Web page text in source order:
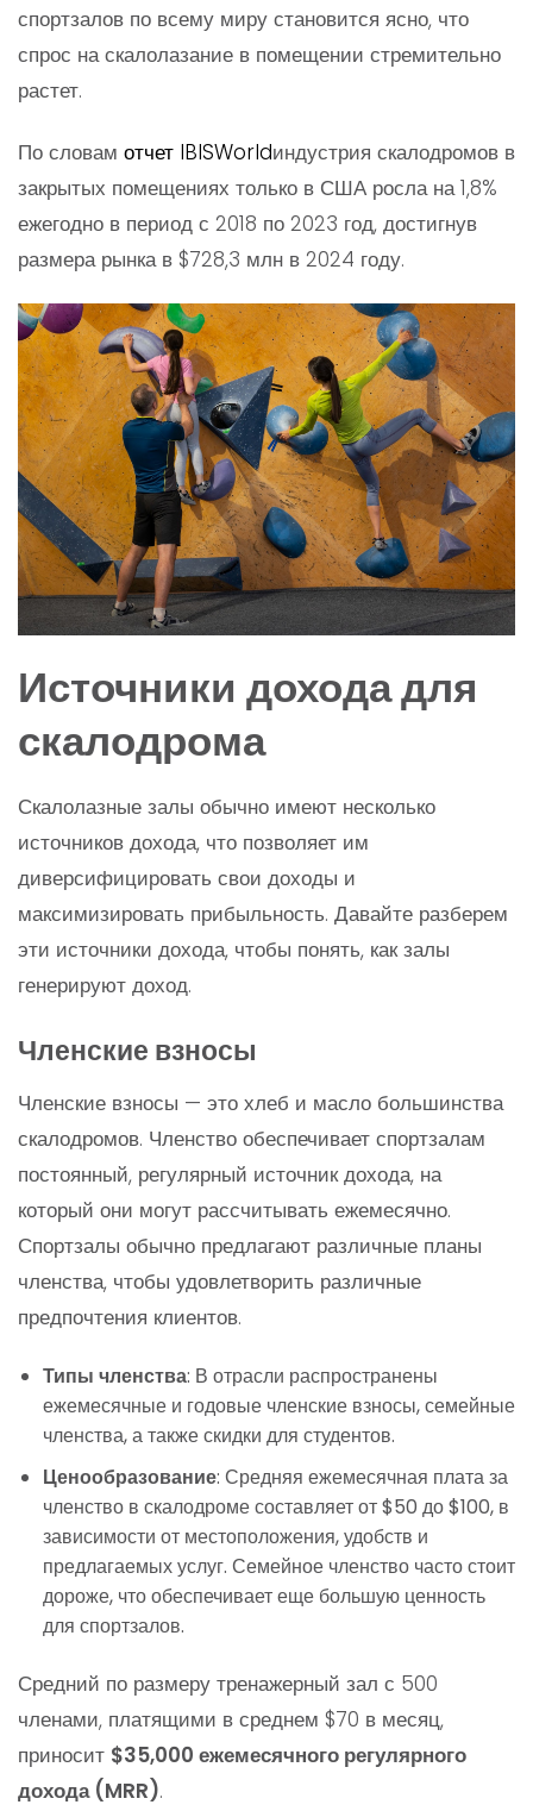
спортзалов по всему миру становится ясно, что
спрос на скалолазание в помещении стремительно
растет.
По словам отчет IBISWorldиндустрия скалодромов в
закрытых помещениях только в США росла на 1,8%
ежегодно в период с 2018 по 2023 год, достигнув
размера рынка в $728,3 млн в 2024 году.
Источники дохода для
скалодрома
Скалолазные залы обычно имеют несколько
источников дохода, что позволяет им
диверсифицировать свои доходы и
максимизировать прибыльность. Давайте разберем
эти источники дохода, чтобы понять, как залы
генерируют доход.
Членские взносы
Членские взносы — это хлеб и масло большинства
скалодромов. Членство обеспечивает спортзалам
постоянный, регулярный источник дохода, на
который они могут рассчитывать ежемесячно.
Спортзалы обычно предлагают различные планы
членства, чтобы удовлетворить различные
предпочтения клиентов.
Типы членства: В отрасли распространены
ежемесячные и годовые членские взносы, семейные
членства, а также скидки для студентов.
Ценообразование: Средняя ежемесячная плата за
членство в скалодроме составляет от $50 до $100, в
зависимости от местоположения, удобств и
предлагаемых услуг. Семейное членство часто стоит
дороже, что обеспечивает еще большую ценность
для спортзалов.
Средний по размеру тренажерный зал с 500
членами, платящими в среднем $70 в месяц,
приносит $35,000 ежемесячного регулярного
дохода (MRR).